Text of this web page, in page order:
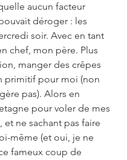
aucun facteur
déroger : les
soir. Avec en tant
chef, mon père. Plus
manger des crêpes
primitif pour moi (non
pas). Alors en
pour voler de mes
et ne sachant pas faire
même (et oui, je ne
fameux coup de